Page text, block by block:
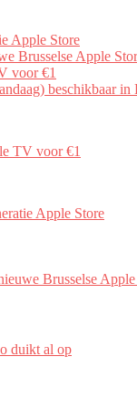
Apple Store
Brusselse Apple
voor €1
beschikbaar in
TV voor €1
Apple Store
Brusselse
duikt al op